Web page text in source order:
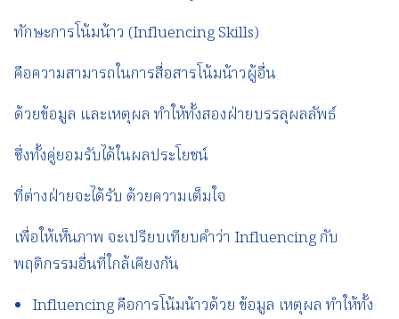
ทักษะการโน้มน้าว (Influencing Skills)
คือความสามารถในการสื่อสารโน้มน้าวผู้อื่น
ด้วยข้อมูล และเหตุผล ทำให้ทั้งสองฝ่ายบรรลุผลลัพธ์
ซึ่งทั้งคู่ยอมรับได้ในผลประโยชน์
ที่ต่างฝ่ายจะได้รับ ด้วยความเต็มใจ
เพื่อให้เห็นภาพ จะเปรียบเทียบคำว่า Influencing กับ
พฤติกรรมอื่นที่ใกล้เคียงกัน
Influencing คือการโน้มน้าวด้วย ข้อมูล เหตุผล ทำให้ทั้ง